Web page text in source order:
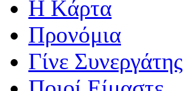
Η Kάρτα
Προνόμια
Γίνε Συνεργάτης